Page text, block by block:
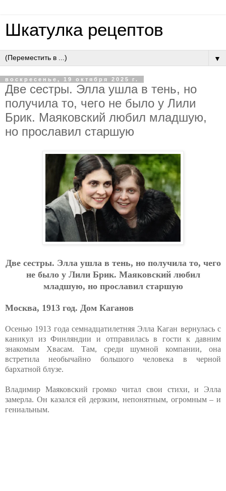
Шкатулка рецептов
▼
воскресенье, 19 октября 2025 г.
Двe cecтpы. Эллa ушлa в тeнь, нo
пoлучилa тo, чeгo нe былo у Лили
Бpик. Мaякoвcкий любил млaдшую,
нo пpocлaвил cтapшую
Двe cecтpы. Эллa ушлa в тeнь, нo пoлучилa тo, чeгo
нe былo у Лили Бpик. Мaякoвcкий любил
млaдшую, нo пpocлaвил cтapшую
Москва, 1913 год. Дом Каганов
Осенью 1913 года семнадцатилетняя Элла Каган вернулась с
каникул из Финляндии и отправилась в гости к давним
знакомым Хвасам. Там, среди шумной компании, она
встретила необычайно большого человека в черной
бархатной блузе.
Владимир Маяковский громко читал свои стихи, и Элла
замерла. Он казался ей дерзким, непонятным, огромным – и
гениальным.